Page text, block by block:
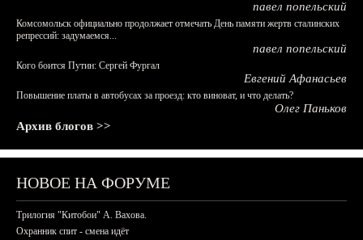
павел попельский
Комсомольск официально продолжает отмечать День памяти жертв сталинских
репрессий: задумаемся...
павел попельский
Кого боится Путин: Сергей Фургал
Евгений Афанасьев
Повышение платы в автобусах за проезд: кто виноват, и что делать?
Олег Паньков
Архив блогов >>
НОВОЕ НА ФОРУМЕ
Трилогия "Китобои" А. Вахова.
Охранник спит - смена идёт